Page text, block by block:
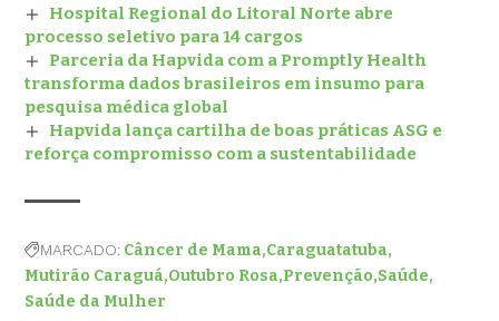
Hospital Regional do Litoral Norte abre
processo seletivo para 14 cargos
Parceria da Hapvida com a Promptly Health
transforma dados brasileiros em insumo para
pesquisa médica global
Hapvida lança cartilha de boas práticas ASG e
reforça compromisso com a sustentabilidade
MARCADO: Câncer de Mama Caraguatatuba
Mutirão Caraguá Outubro Rosa Prevenção Saúde
Saúde da Mulher